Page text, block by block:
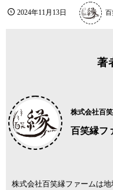
2024年11月13日 百
著
株式会社百
百笑縁フ
株式会社百笑縁ファームは